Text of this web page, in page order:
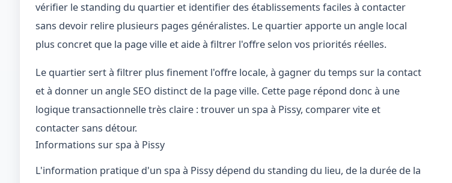
vérifier le standing du quartier et identifier des établissements faciles à contacter
sans devoir relire plusieurs pages généralistes. Le quartier apporte un angle local
plus concret que la page ville et aide à filtrer l'offre selon vos priorités réelles.
Le quartier sert à filtrer plus finement l'offre locale, à gagner du temps sur la contact
et à donner un angle SEO distinct de la page ville. Cette page répond donc à une
logique transactionnelle très claire : trouver un spa à Pissy, comparer vite et
contacter sans détour.
Informations sur spa à Pissy
L'information pratique d'un spa à Pissy dépend du standing du lieu, de la durée de la